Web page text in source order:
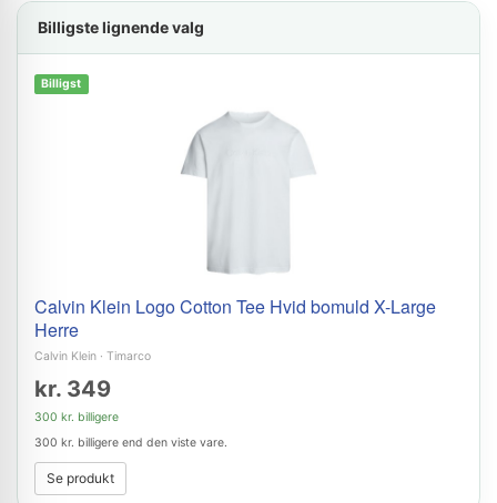
Billigste lignende valg
Billigst
Calvin Klein Logo Cotton Tee Hvid bomuld X-Large
Herre
Calvin Klein · Timarco
kr. 349
300 kr. billigere
300 kr. billigere end den viste vare.
Se produkt